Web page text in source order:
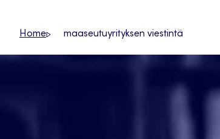
Home maaseutuyrityksen viestintä